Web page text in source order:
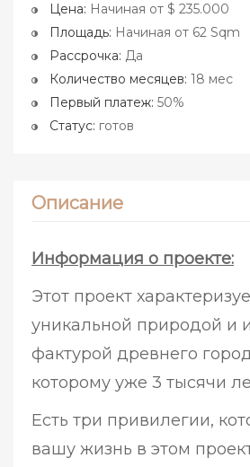
Цена: Начиная от $ 235.000
Площадь: Начиная от 62 Sqm
Рассрочка: Да
Количество месяцев: 18 мес
Первый платеж: 50%
Статус: готов
Описание
Информация о проекте:
Этот проект
уникальной природой и
фактурой древнего
которому уже 3 тысячи
Есть три привилегии,
вашу жизнь в этом